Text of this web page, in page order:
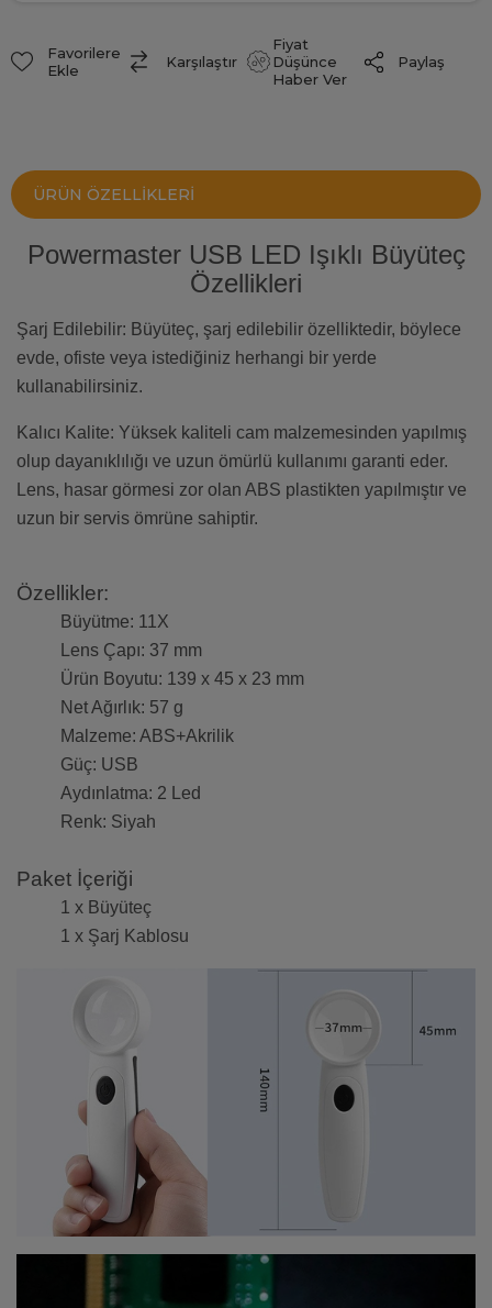
Favorilere
Ekle
Karşılaştır
Fiyat
Düşünce
Haber Ver
Paylaş
ÜRÜN ÖZELLIKLERI
Powermaster USB LED Işıklı Büyüteç
Özellikleri
Şarj Edilebilir: Büyüteç, şarj edilebilir özelliktedir, böylece
evde, ofiste veya istediğiniz herhangi bir yerde
kullanabilirsiniz.
Kalıcı Kalite: Yüksek kaliteli cam malzemesinden yapılmış
olup dayanıklılığı ve uzun ömürlü kullanımı garanti eder.
Lens, hasar görmesi zor olan ABS plastikten yapılmıştır ve
uzun bir servis ömrüne sahiptir.
Özellikler:
Büyütme: 11X
Lens Çapı: 37 mm
Ürün Boyutu: 139 x 45 x 23 mm
Net Ağırlık: 57 g
Malzeme: ABS+Akrilik
Güç: USB
Aydınlatma: 2 Led
Renk: Siyah
Paket İçeriği
1 x Büyüteç
1 x Şarj Kablosu